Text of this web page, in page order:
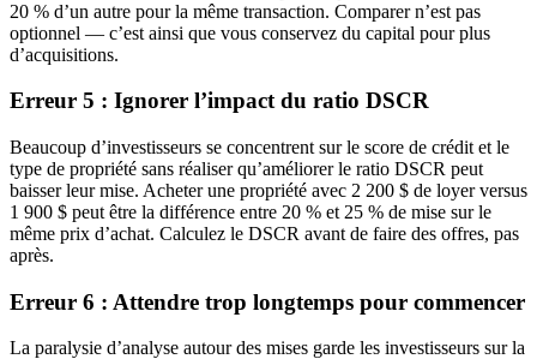
20 % d’un autre pour la même transaction. Comparer n’est pas
optionnel — c’est ainsi que vous conservez du capital pour plus
d’acquisitions.
Erreur 5 : Ignorer l’impact du ratio DSCR
Beaucoup d’investisseurs se concentrent sur le score de crédit et le
type de propriété sans réaliser qu’améliorer le ratio DSCR peut
baisser leur mise. Acheter une propriété avec 2 200 $ de loyer versus
1 900 $ peut être la différence entre 20 % et 25 % de mise sur le
même prix d’achat. Calculez le DSCR avant de faire des offres, pas
après.
Erreur 6 : Attendre trop longtemps pour commencer
La paralysie d’analyse autour des mises garde les investisseurs sur la